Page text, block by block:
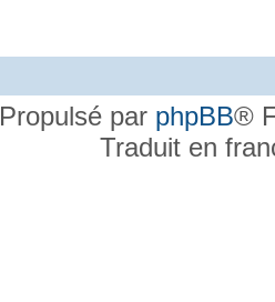
Propulsé par phpBB®
Traduit en